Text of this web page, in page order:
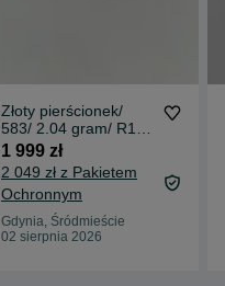
Złoty pierścionek/
583/ 2.04 gram/ R16/
Polska/ Korund/
1986-96
1 999 zł
2 049 zł z Pakietem
Ochronnym
Gdynia, Śródmieście
02 sierpnia 2026